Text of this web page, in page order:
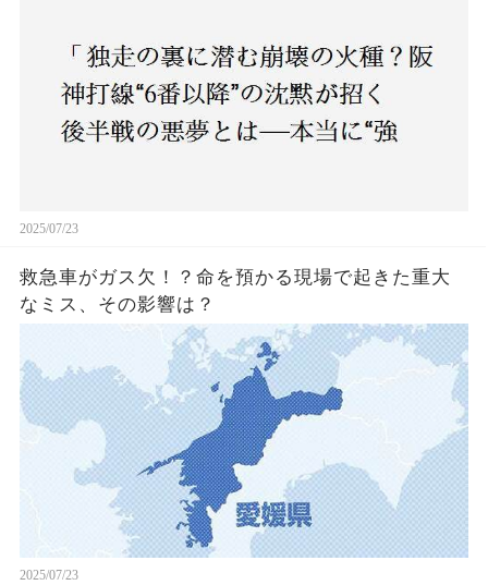
2025/07/23
救急車がガス欠！？命を預かる現場で起きた重大
なミス、その影響は？
2025/07/23